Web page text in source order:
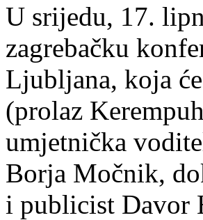
U srijedu, 17.
zagrebačku
Ljubljana, koja
(prolaz
umjetnička
Borja Močnik,
i publicist